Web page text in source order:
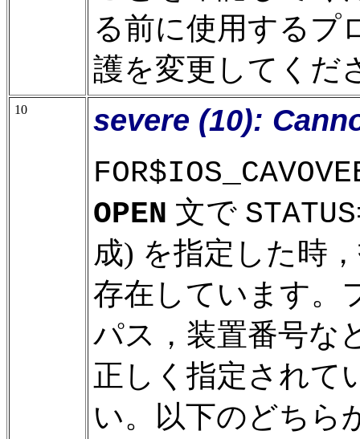
る前に使用するプ
護を変更してくだ
10 severe (10):
OPEN 文で
成) を指定した時
存在しています。
パス，装置番号な
正しく指定されて
い。以下のどちら